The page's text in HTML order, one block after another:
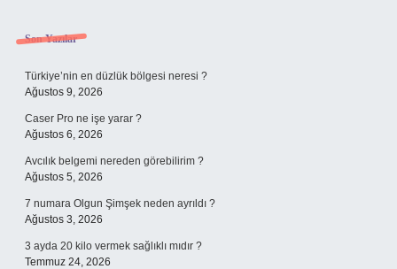
Sidebar
Son Yazılar
Türkiye’nin en düzlük bölgesi neresi ?
Ağustos 9, 2026
Caser Pro ne işe yarar ?
Ağustos 6, 2026
Avcılık belgemi nereden görebilirim ?
Ağustos 5, 2026
7 numara Olgun Şimşek neden ayrıldı ?
Ağustos 3, 2026
3 ayda 20 kilo vermek sağlıklı mıdır ?
Temmuz 24, 2026